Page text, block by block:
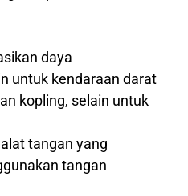
daya
untuk kendaraan darat
kopling, selain untuk
tangan yang
tangan